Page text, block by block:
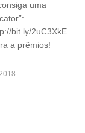
uma
bit.ly/2uC3XkE
a prêmios!